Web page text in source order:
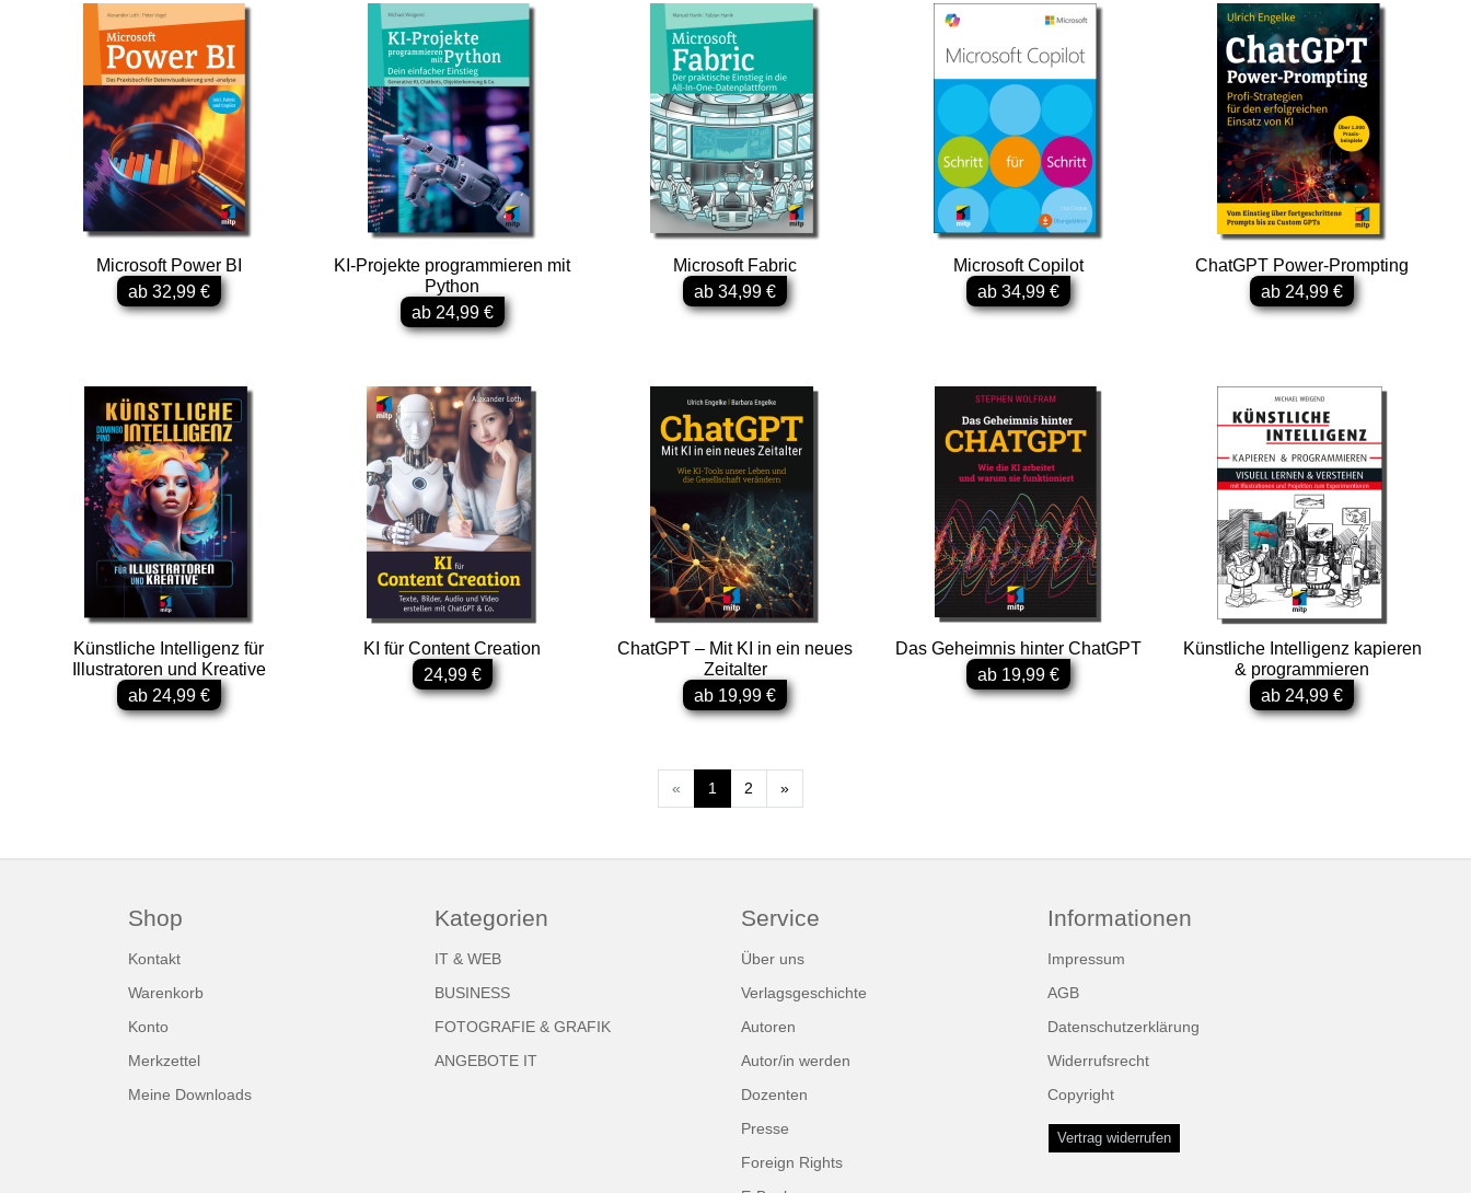
Microsoft Power BI
ab 32,99 €
KI-Projekte programmieren mit
Python
ab 24,99 €
Microsoft Fabric
ab 34,99 €
Microsoft Copilot
ab 34,99 €
ChatGPT Power-Prompting
ab 24,99 €
Künstliche Intelligenz für
Illustratoren und Kreative
ab 24,99 €
KI für Content Creation
24,99 €
ChatGPT – Mit KI in ein neues
Zeitalter
ab 19,99 €
Das Geheimnis hinter ChatGPT
ab 19,99 €
Künstliche Intelligenz kapieren
& programmieren
ab 24,99 €
« 1 2 »Weiter
Shop
Kontakt
Warenkorb
Konto
Merkzettel
Meine Downloads
Kategorien
IT & WEB
BUSINESS
FOTOGRAFIE & GRAFIK
ANGEBOTE IT
Service
Über uns
Verlagsgeschichte
Autoren
Autor/in werden
Dozenten
Presse
Foreign Rights
Informationen
Impressum
AGB
Datenschutzerklärung
Widerrufsrecht
Copyright
Vertrag widerrufen